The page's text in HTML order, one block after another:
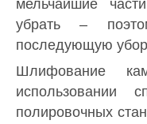
мельчайшие
убрать –
последующую
Шлифование
использовании
полировочных